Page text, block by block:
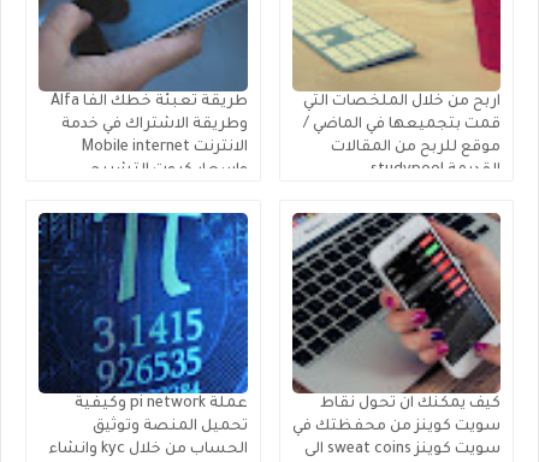
اربح من خلال الملخصات التي
قمت بتجميعها في الماضي /
موقع للربح من المقالات
القديمة studypool
طريقة تعبئة خطك الفا Alfa
وطريقة الاشتراك في خدمة
الانترنت Mobile internet
واسعار كروت التشريج
كيف يمكنك ان تحول نقاط
سويت كوينز من محفظتك في
سويت كوينز sweat coins الى
عملة pi network وكيفية
تحميل المنصة وتوثيق
الحساب من خلال kyc وانشاء